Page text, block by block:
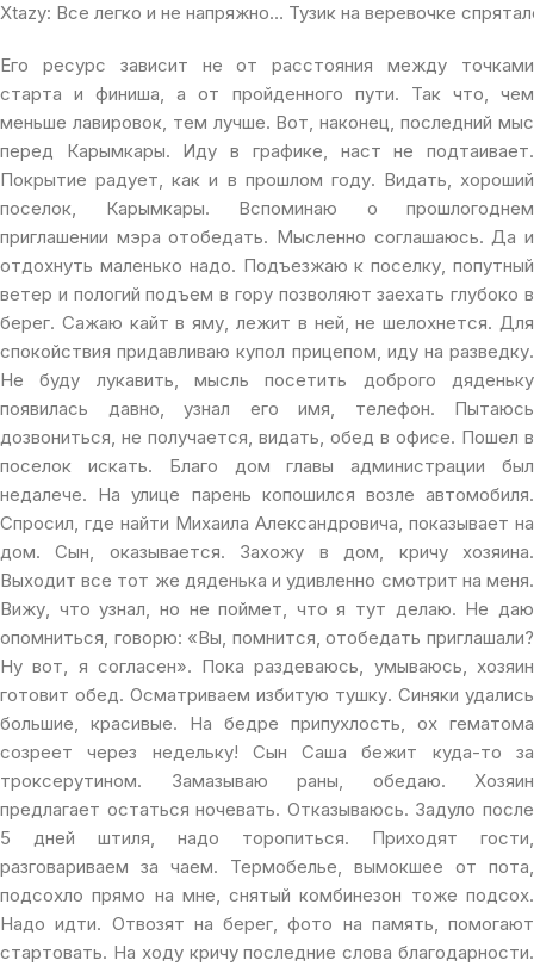
Xtazy: Все легко и не напряжно… Тузик на веревочке
Его ресурс зависит не от расстояния между точками
старта и финиша, а от пройденного пути. Так что, чем
меньше лавировок, тем лучше. Вот, наконец, последний мыс
перед Карымкары. Иду в графике, наст не подтаивает.
Покрытие радует, как и в прошлом году. Видать, хороший
поселок, Карымкары. Вспоминаю о прошлогоднем
приглашении мэра отобедать. Мысленно соглашаюсь. Да и
отдохнуть маленько надо. Подъезжаю к поселку, попутный
ветер и пологий подъем в гору позволяют заехать глубоко в
берег. Сажаю кайт в яму, лежит в ней, не шелохнется. Для
спокойствия придавливаю купол прицепом, иду на разведку.
Не буду лукавить, мысль посетить доброго дяденьку
появилась давно, узнал его имя, телефон. Пытаюсь
дозвониться, не получается, видать, обед в офисе. Пошел в
поселок искать. Благо дом главы администрации был
недалече. На улице парень копошился возле автомобиля.
Спросил, где найти Михаила Александровича, показывает на
дом. Сын, оказывается. Захожу в дом, кричу хозяина.
Выходит все тот же дяденька и удивленно смотрит на меня.
Вижу, что узнал, но не поймет, что я тут делаю. Не даю
опомниться, говорю: «Вы, помнится, отобедать приглашали?
Ну вот, я согласен». Пока раздеваюсь, умываюсь, хозяин
готовит обед. Осматриваем избитую тушку. Синяки удались
большие, красивые. На бедре припухлость, ох гематома
созреет через недельку! Сын Саша бежит куда-то за
троксерутином. Замазываю раны, обедаю. Хозяин
предлагает остаться ночевать. Отказываюсь. Задуло после
5 дней штиля, надо торопиться. Приходят гости,
разговариваем за чаем. Термобелье, вымокшее от пота,
подсохло прямо на мне, снятый комбинезон тоже подсох.
Надо идти. Отвозят на берег, фото на память, помогают
стартовать. На ходу кричу последние слова благодарности.